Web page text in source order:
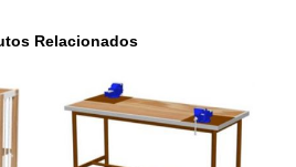
Relacionados